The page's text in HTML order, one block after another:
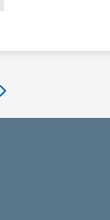
Pagina successiva